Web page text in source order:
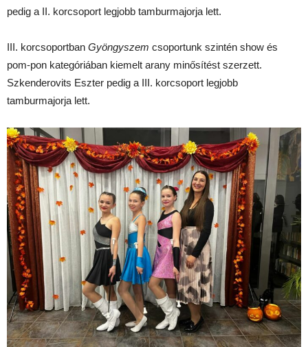
pedig a II. korcsoport legjobb tamburmajorja lett.
III. korcsoportban Gyöngyszem csoportunk szintén show és
pom-pon kategóriában kiemelt arany minősítést szerzett.
Szkenderovits Eszter pedig a III. korcsoport legjobb
tamburmajorja lett.